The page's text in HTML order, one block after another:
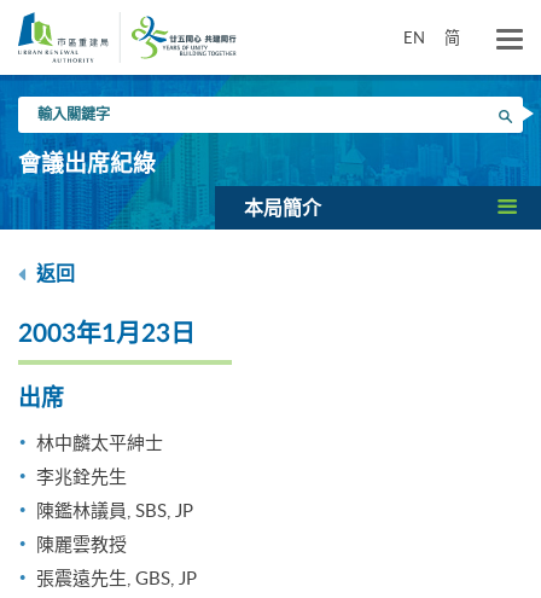
要
EN 简
入
關
鍵
搜尋
會議出席紀綠
本局簡介
返回
2003年1月23日
出席
林中麟太平紳士
李兆銓先生
陳鑑林議員, SBS, JP
陳麗雲教授
張震遠先生, GBS, JP